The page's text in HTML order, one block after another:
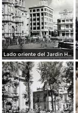
Lado oriente del Jardin Hidalgo. ( Circulada el 12 de Julio de 1957 ).